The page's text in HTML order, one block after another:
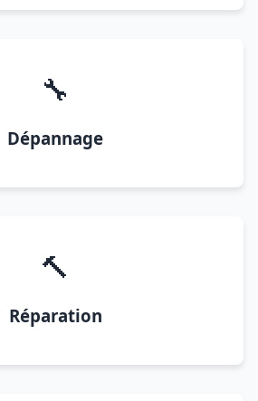
🔧
Dépannage
🔨
Réparation